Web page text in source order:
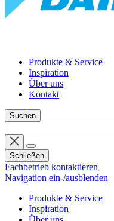
Produkte & Service
Inspiration
Über uns
Kontakt
Suchen
Schließen
Fachbetrieb kontaktieren
Navigation ein-/ausblenden
Produkte & Service
Inspiration